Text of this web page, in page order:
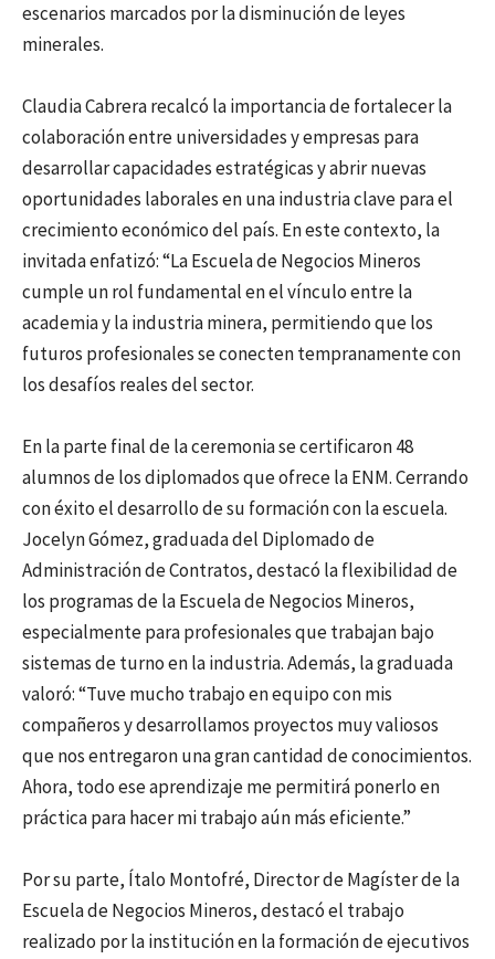
escenarios marcados por la disminución de leyes
minerales.
Claudia Cabrera recalcó la importancia de fortalecer la
colaboración entre universidades y empresas para
desarrollar capacidades estratégicas y abrir nuevas
oportunidades laborales en una industria clave para el
crecimiento económico del país. En este contexto, la
invitada enfatizó: “La Escuela de Negocios Mineros
cumple un rol fundamental en el vínculo entre la
academia y la industria minera, permitiendo que los
futuros profesionales se conecten tempranamente con
los desafíos reales del sector.
En la parte final de la ceremonia se certificaron 48
alumnos de los diplomados que ofrece la ENM. Cerrando
con éxito el desarrollo de su formación con la escuela.
Jocelyn Gómez, graduada del Diplomado de
Administración de Contratos, destacó la flexibilidad de
los programas de la Escuela de Negocios Mineros,
especialmente para profesionales que trabajan bajo
sistemas de turno en la industria. Además, la graduada
valoró: “Tuve mucho trabajo en equipo con mis
compañeros y desarrollamos proyectos muy valiosos
que nos entregaron una gran cantidad de conocimientos.
Ahora, todo ese aprendizaje me permitirá ponerlo en
práctica para hacer mi trabajo aún más eficiente.”
Por su parte, Ítalo Montofré, Director de Magíster de la
Escuela de Negocios Mineros, destacó el trabajo
realizado por la institución en la formación de ejecutivos